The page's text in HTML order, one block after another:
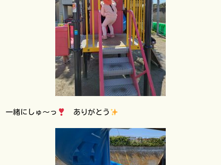
一緒にしゅ〜っ ありがとう